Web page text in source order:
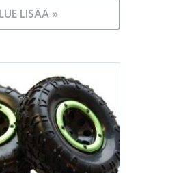
LUE LISÄÄ »